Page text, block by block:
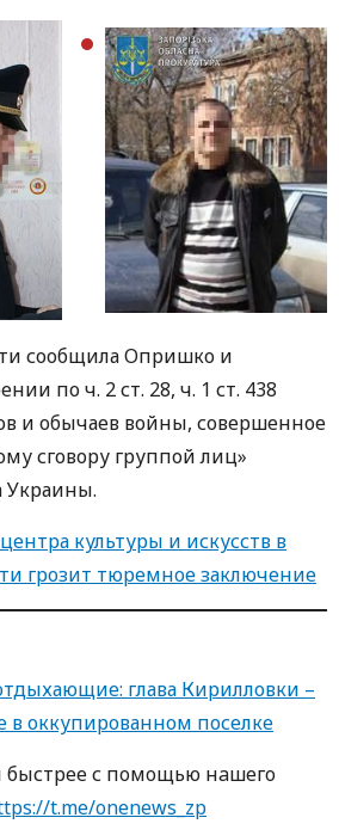
сообщила Опришко и
по ч. 2 ст. 28, ч. 1 ст. 438
и обычаев войны, совершенное
сговору группой лиц»
Украины.
культуры и искусств в
грозит тюремное заключение
глава Кирилловки –
в оккупированном поселке
быстрее с пoмoщью нaшегo
t.me/onenews_zp